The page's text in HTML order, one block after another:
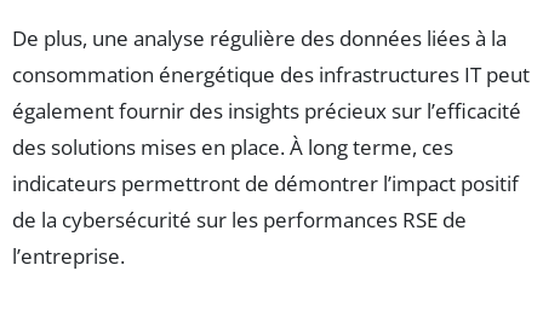
De plus, une analyse régulière des données liées à la
consommation énergétique des infrastructures IT peut
également fournir des insights précieux sur l’efficacité
des solutions mises en place. À long terme, ces
indicateurs permettront de démontrer l’impact positif
de la cybersécurité sur les performances RSE de
l’entreprise.